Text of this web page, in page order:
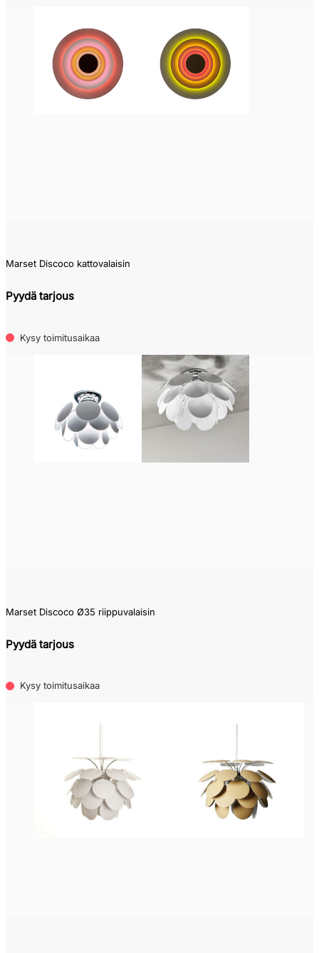
Marset Discoco kattovalaisin
Pyydä tarjous
Kysy toimitusaikaa
Marset Discoco Ø35 riippuvalaisin
Pyydä tarjous
Kysy toimitusaikaa